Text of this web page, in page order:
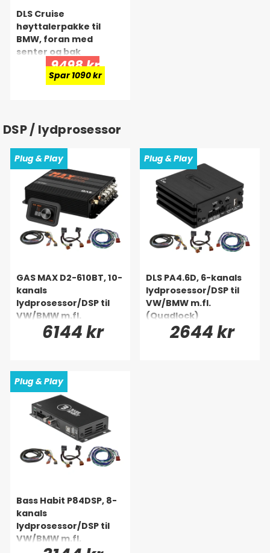
DLS Cruise
høyttalerpakke til
BMW, foran med
senter og bak
9498 kr
Spar 1090 kr
DSP / lydprosessor
Plug & Play
GAS MAX D2-610BT, 10-
kanals
lydprosessor/DSP til
VW/BMW m.fl.
(Quadlock)
6144 kr
Plug & Play
DLS PA4.6D, 6-kanals
lydprosessor/DSP til
VW/BMW m.fl.
(Quadlock)
2644 kr
Plug & Play
Bass Habit P84DSP, 8-
kanals
lydprosessor/DSP til
VW/BMW m.fl.